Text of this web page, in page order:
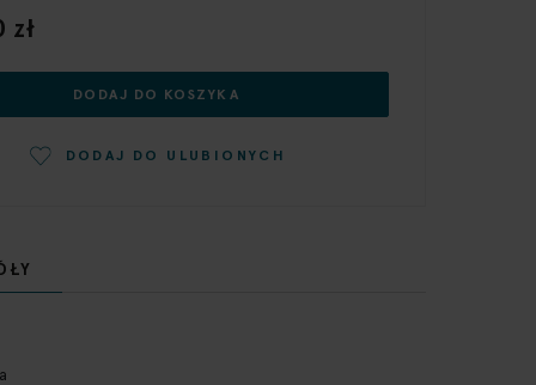
zł
DODAJ DO KOSZYKA
DODAJ DO ULUBIONYCH